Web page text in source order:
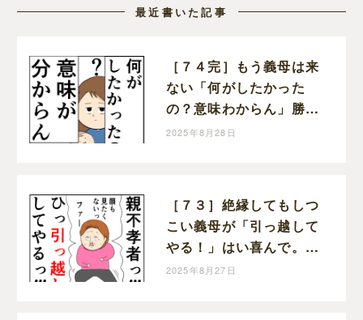
最近書いた記事
［７４完］もう義母は来
ない「何がしたかった
の？意味わからん」勝っ
た！クセ強義母に抗う嫁
2025年8月28日
［７３］絶縁してもしつ
こい義母が「引っ越して
やる！」はい喜んで。ク
セ強義母に抗う嫁達｜岡
2025年8月27日